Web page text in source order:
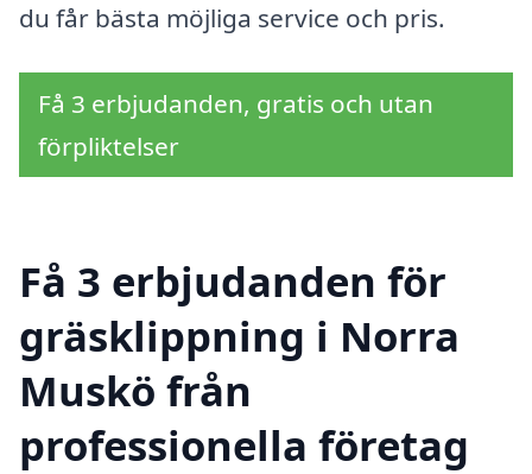
du får bästa möjliga service och pris.
Få 3 erbjudanden, gratis och utan
förpliktelser
Få 3 erbjudanden för
gräsklippning i Norra
Muskö från
professionella företag